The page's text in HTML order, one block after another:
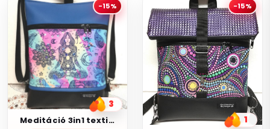
-15%
3
Meditáció 3in1 textilbőr hátizsák oldaltáska fekete-kék
-15%
1